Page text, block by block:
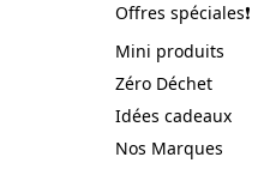
Offres spéciales❗️
Mini produits
Zéro Déchet
Idées cadeaux
Nos Marques